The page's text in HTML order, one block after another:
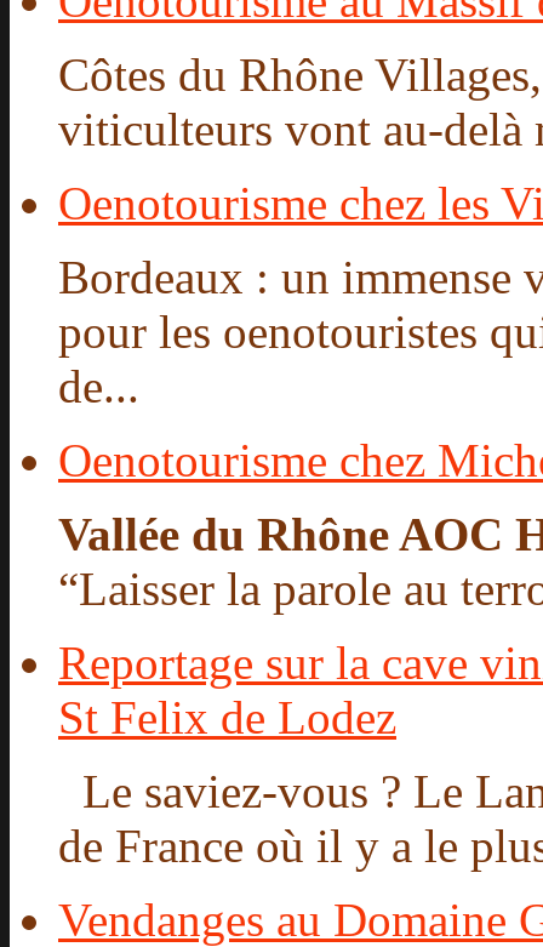
Côtes du Rhône
viticulteurs vont au-delà
Oenotourisme chez les
Bordeaux : un immense
pour les oenotouristes
de...
Oenotourisme chez
Vallée du Rhône AOC
“Laisser la parole au
Reportage sur la cave
St Felix de Lodez
Le saviez-vous ? Le
de France où il y a le
Vendanges au Domaine